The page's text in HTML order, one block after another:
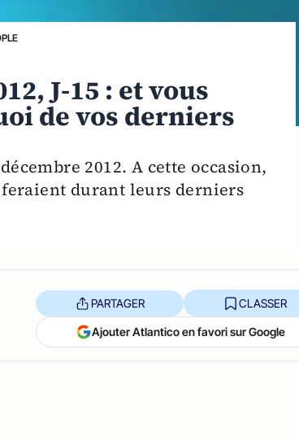
J-15 : et vous
de vos derniers
2012. A cette occasion,
durant leurs derniers
PARTAGER CLASSER
Ajouter Atlantico en favori sur Google